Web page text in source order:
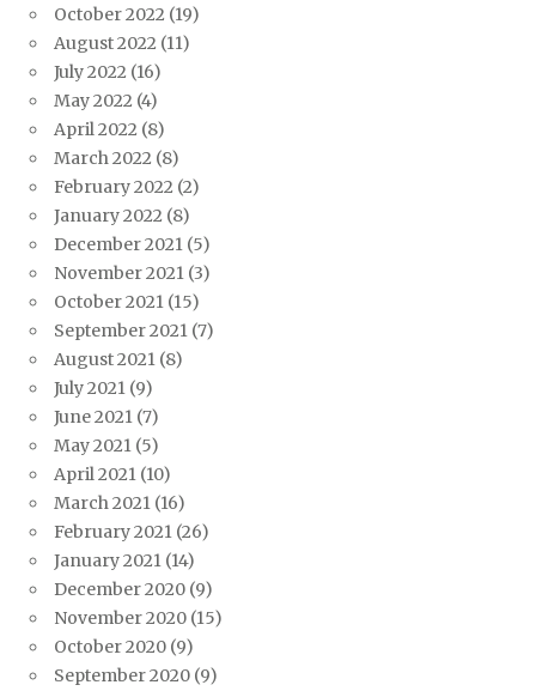
October 2022 (19)
August 2022 (11)
July 2022 (16)
May 2022 (4)
April 2022 (8)
March 2022 (8)
February 2022 (2)
January 2022 (8)
December 2021 (5)
November 2021 (3)
October 2021 (15)
September 2021 (7)
August 2021 (8)
July 2021 (9)
June 2021 (7)
May 2021 (5)
April 2021 (10)
March 2021 (16)
February 2021 (26)
January 2021 (14)
December 2020 (9)
November 2020 (15)
October 2020 (9)
September 2020 (9)